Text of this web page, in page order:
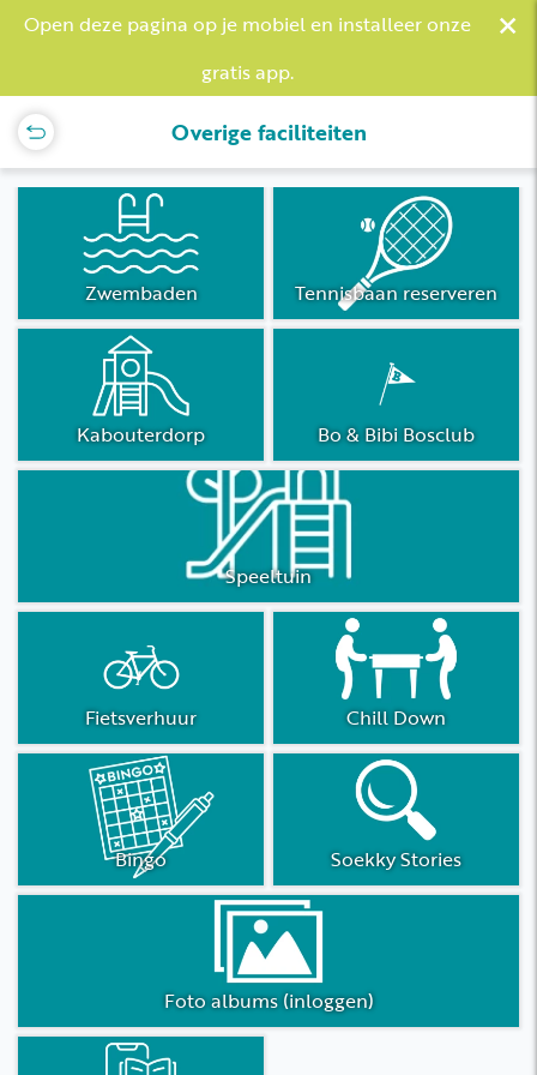
Open deze pagina op je mobiel en installeer onze
gratis app.
×
Overige faciliteiten
Zwembaden Tennisbaan reserveren
Kabouterdorp Bo & Bibi Bosclub
Speeltuin
Chill Down
Fietsverhuur
Soekky Stories
Bingo
Foto albums (inloggen)